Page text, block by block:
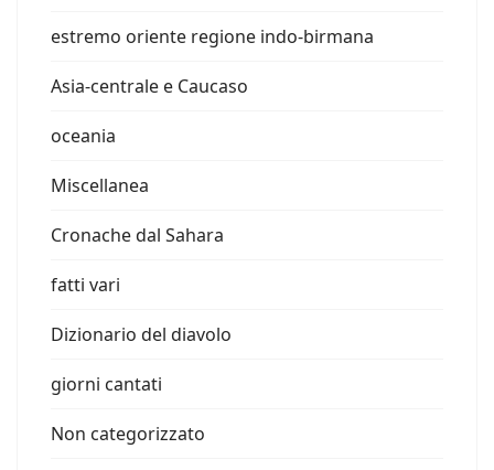
estremo oriente regione indo-birmana
Asia-centrale e Caucaso
oceania
Miscellanea
Cronache dal Sahara
fatti vari
Dizionario del diavolo
giorni cantati
Non categorizzato